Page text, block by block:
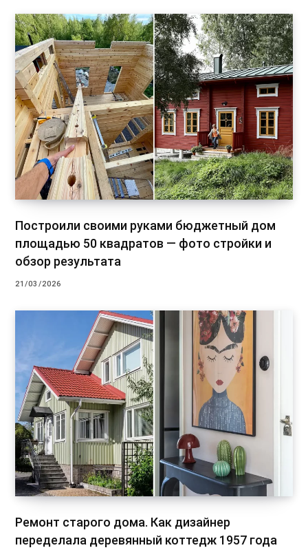
Построили своими руками бюджетный дом
площадью 50 квадратов — фото стройки и
обзор результата
21/03/2026
Ремонт старого дома. Как дизайнер
переделала деревянный коттедж 1957 года